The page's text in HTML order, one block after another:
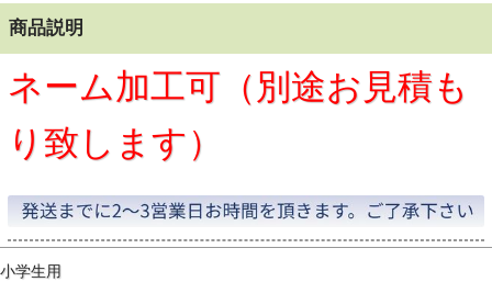
商品説明
ネーム加工可（別途お見積も
り致します）
小学生用